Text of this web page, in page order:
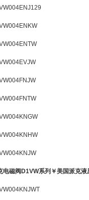
电磁阀D1VW系列￥美国派克液